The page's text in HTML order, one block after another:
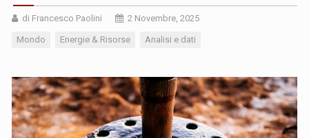
di Francesco Paolini 2 Novembre, 2025
Mondo Energie & Risorse Analisi e dati